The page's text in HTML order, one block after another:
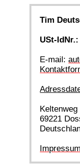
Tim
USt-IdNr.:
E-mail:
Keltenweg
69221
Impressum